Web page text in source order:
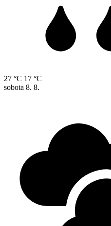
27 °C 17 °C
sobota 8. 8.